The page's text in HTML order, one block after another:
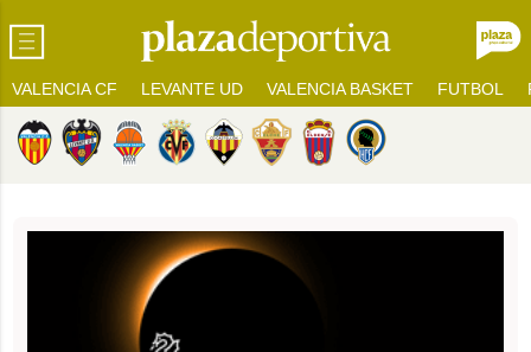
VALENCIA CF LEVANTE UD VALENCIA BASKET FUTBOL